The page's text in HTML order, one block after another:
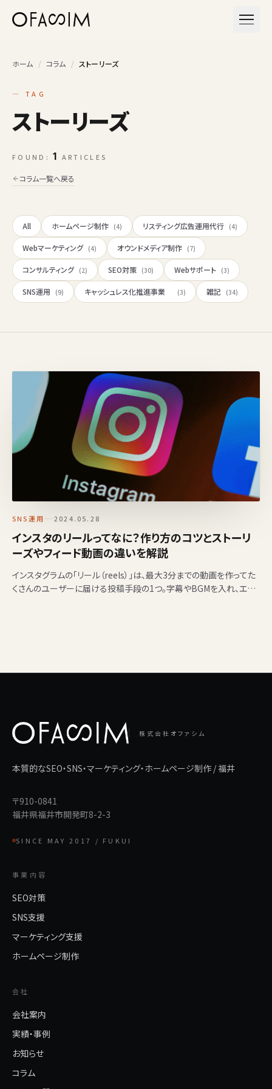
メニ
ホーム / コラム / ストーリーズ
— TAG
ストーリーズ
FOUND:1 ARTICLES
コラム一覧へ戻る
All ホームページ制作 (4) リスティング広告運用代行 (4)
Webマーケティング (4) オウンドメディア制作 (7)
コンサルティング (2) SEO対策 (30) Webサポート (3)
SNS運用 (9) キャッシュレス化推進事業 (3) 雑記 (34)
SNS運用 2024.05.28
インスタのリールってなに？作り方のコツとストーリ
ーズやフィード動画の違いを解説
インスタグラムの「リール（reels）」は、最大3分までの動画を作ってた
くさんのユーザーに届ける投稿手段の1つ。字幕やBGMを入れ、エフ
株式会社オファシム
本質的なSEO・SNS・マーケティング・ホームページ制作 / 福井
〒910-0841
福井県福井市開発町8-2-3
SINCE MAY 2017 / FUKUI
事業内容
SEO対策
SNS支援
マーケティング支援
ホームページ制作
会社
会社案内
実績・事例
お知らせ
コラム